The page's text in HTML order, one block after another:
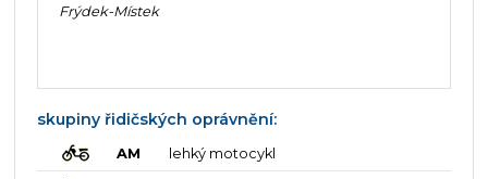
Frýdek-Místek
skupiny řidičských oprávnění:
AM lehký motocykl